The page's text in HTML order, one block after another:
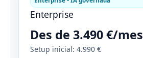
Enterprise
Des de 3.490 €/mes
Setup inicial: 4.990 €